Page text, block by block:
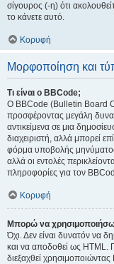
σίγουρος (-η) ότι
το κάνετε αυτό.
Κορυφή
Μορφοποίηση και
Τι είναι ο BBCode;
Ο BBCode (Bulletin Board
προσφέροντας μεγάλη
αντικείμενα σε μια
διαχειριστή, αλλά μπορεί
φόρμα υποβολής
αλλά οι εντολές
πληροφορίες για τον
Κορυφή
Μπορώ να
Όχι. Δεν είναι δυνατόν να
και να αποδοθεί ως HTML.
διεξαχθεί